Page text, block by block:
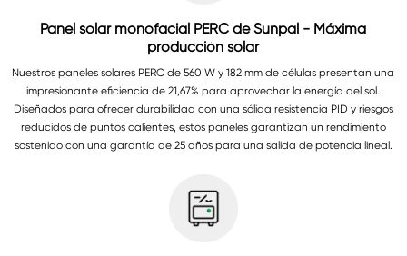
Panel solar monofacial PERC de Sunpal - Máxima
producción solar
Nuestros paneles solares PERC de 560 W y 182 mm de células presentan una
impresionante eficiencia de 21,67% para aprovechar la energía del sol.
Diseñados para ofrecer durabilidad con una sólida resistencia PID y riesgos
reducidos de puntos calientes, estos paneles garantizan un rendimiento
sostenido con una garantía de 25 años para una salida de potencia lineal.